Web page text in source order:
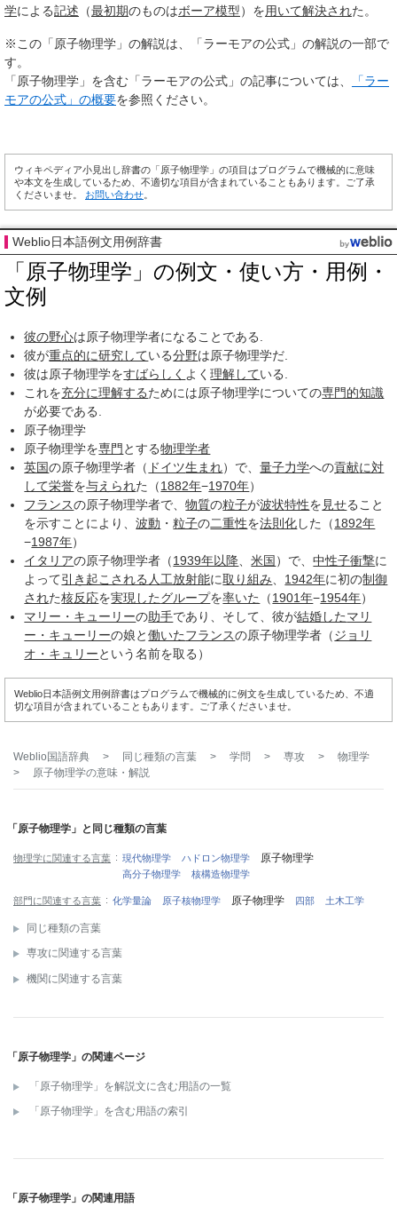
学による記述 （最初期のものはボーア模型）を用いて解決された。
※この「原子物理学」の解説は、「ラーモアの公式」の解説の一部で
す。
「原子物理学」を含む「ラーモアの公式」の記事については、
「ラー
モアの公式」の概要を参照ください。
ウィキペディア小見出し辞書の「原子物理学」の項目はプログラムで機械的に意味
や本文を生成しているため、不適切な項目が含まれていることもあります。ご了承
くださいませ。 お問い合わせ
Weblio日本語例文用例辞書
「原子物理学」の例文・使い方・用例・
文例
彼の野心は原子物理学者になることである.
彼が重点的に研究している分野は原子物理学だ.
彼は原子物理学をすばらしく よく理解している.
これを充分に理解するためには原子物理学についての専門的知識
が必要である.
原子物理学
原子物理学を専門 とする物理学者
英国の原子物理学者（ ドイツ生まれ）で、量子力学への貢献に対
して栄誉を与えられた（1882年−1970年）
フランスの原子物理学者で、物質の粒子が波状特性を 見せること
を示すことにより、波動 ・粒子の二重性を法則化した（1892年
−1987年）
イタリアの原子物理学者（1939年以降 、米国 ）で、中性子衝撃に
よって引き起こされる 人工放射能に取り組み 1942年に初の制御
された核反応を実現したグループを率いた （1901年−1954年）
マリー・キューリーの助手であり、そして、彼が結婚したマリ
ー・キューリーの娘と働いたフランスの原子物理学者（ジョリ
オ・キュリーという名前を取る）
Weblio日本語例文用例辞書はプログラムで機械的に例文を生成しているため、不適
切な項目が含まれていることもあります。ご了承くださいませ。
Weblio国語辞典 > 同じ種類の言葉 > 学問 > 専攻 >
物理学
>
原子物理学の意味・解説
「原子物理学」と同じ種類の言葉
物理学に関連する言葉 現代物理学 ハドロン物理学 原子物理学
高分子物理学 核構造物理学
部門に関連する言葉 化学量論 原子核物理学 原子物理学 四部 土木工学
同じ種類の言葉
専攻に関連する言葉
機関に関連する言葉
「原子物理学」の関連ページ
「原子物理学」を解説文に含む用語の一覧
「原子物理学」を含む用語の索引
「原子物理学」の関連用語